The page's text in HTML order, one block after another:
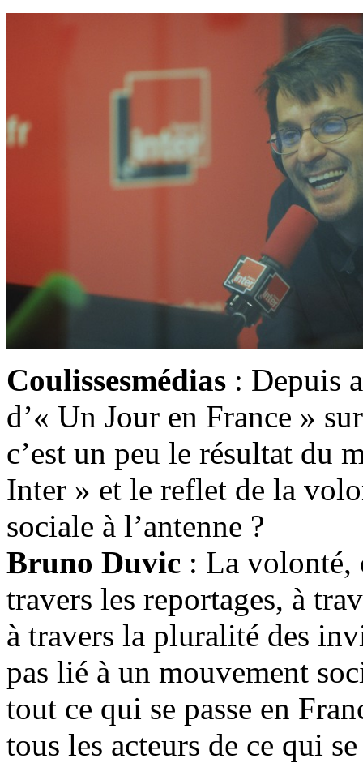
Coulissesmédias : Depuis
d’« Un Jour en France »
c’est un peu le résultat du
Inter » et le reflet de la
sociale à l’antenne ?
Bruno Duvic : La volonté,
travers les reportages, à
à travers la pluralité des
pas lié à un mouvement
tout ce qui se passe en
tous les acteurs de ce qui